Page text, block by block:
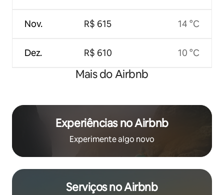
Nov.
Dez.
R$ 615
R$ 610
14 °C
10 °C
Mais do Airbnb
Experiências no Airbnb
Experimente algo novo
Serviços no Airbnb